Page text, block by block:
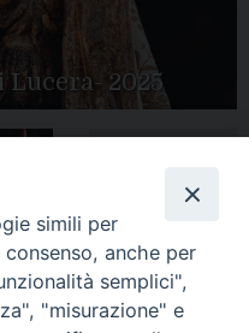
Lucera- 2025
Tutte le gallery
simili per
anche per
semplici",
"misurazione" e